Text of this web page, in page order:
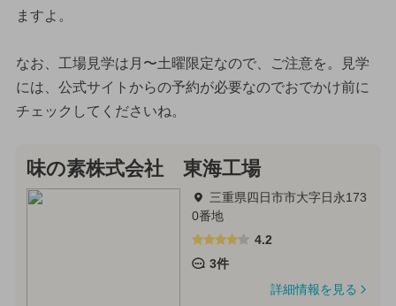
ますよ。
なお、工場見学は月〜土曜限定なので、ご注意を。見学
には、公式サイトからの予約が必要なのでおでかけ前に
チェックしてくださいね。
味の素株式会社 東海工場
三重県四日市市大字日永173
0番地
4.2
3件
詳細情報を見る